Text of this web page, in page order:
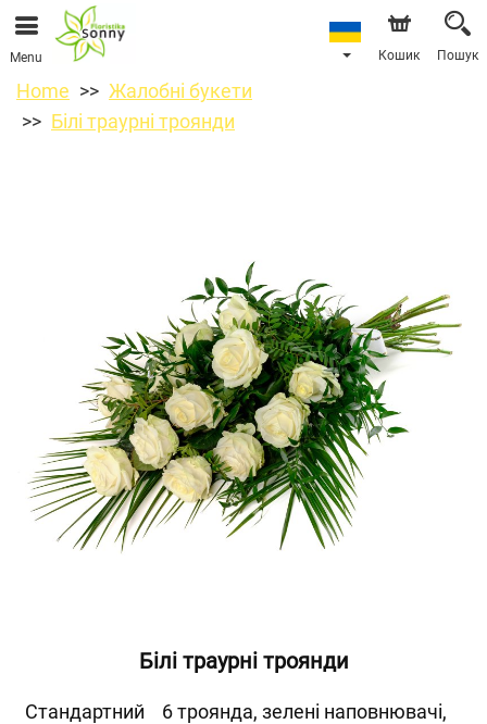
Menu Кошик Пошук
Home
Жалобні букети
Білі траурні троянди
Білі траурні троянди
Cтандартний
6 троянда, зелені наповнювачі,